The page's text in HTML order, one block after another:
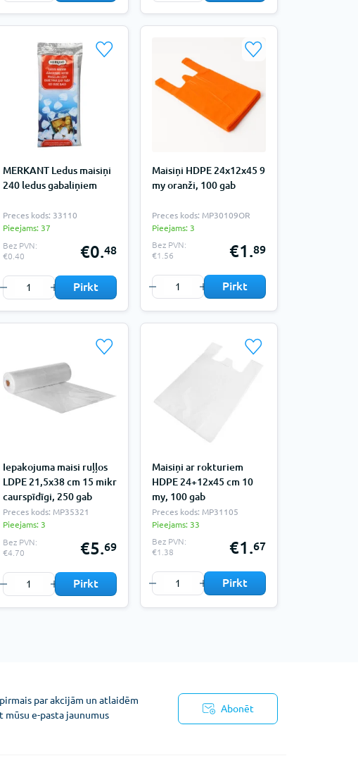
MERKANT Ledus maisiņi
240 ledus gabaliņiem
Preces kods: 33110
Pieejams: 37
Bez PVN:
€0.40
€0.48
Pirkt
Maisiņi HDPE 24x12x45 9
my oranži, 100 gab
Preces kods: MP30109OR
Pieejams: 3
Bez PVN:
€1.56
€1.89
Pirkt
Iepakojuma maisi ruļļos
LDPE 21,5x38 cm 15 mikr
caurspīdīgi, 250 gab
Preces kods: MP35321
Pieejams: 3
Bez PVN:
€4.70
€5.69
Pirkt
Maisiņi ar rokturiem
HDPE 24+12x45 cm 10
my, 100 gab
Preces kods: MP31105
Pieejams: 33
Bez PVN:
€1.38
€1.67
Pirkt
par akcijām un atlaidēm
mūsu e-pasta jaunumus
Abonēt